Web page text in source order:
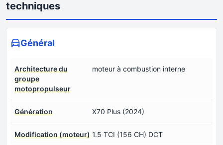
techniques
Général
Architecture du
groupe
motopropulseur
moteur à combustion interne
Génération X70 Plus (2024)
Modification (moteur) 1.5 TCI (156 CH) DCT